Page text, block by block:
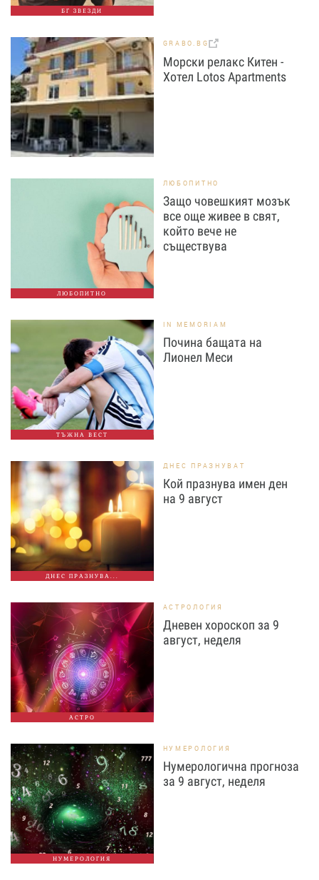
БГ ЗВЕЗДИ
GRABO.BG
Морски релакс Китен -
Хотел Lotos Apartments
ЛЮБОПИТНО
ЛЮБОПИТНО
Защо човешкият мозък
все още живее в свят,
който вече не
съществува
ТЪЖНА ВЕСТ
IN MEMORIAM
Почина бащата на
Лионел Меси
ДНЕС ПРАЗНУВА...
ДНЕС ПРАЗНУВАТ
Кой празнува имен ден
на 9 август
АСТРО
АСТРОЛОГИЯ
Дневен хороскоп за 9
август, неделя
НУМЕРОЛОГИЯ
НУМЕРОЛОГИЯ
Нумерологична прогноза
за 9 август, неделя